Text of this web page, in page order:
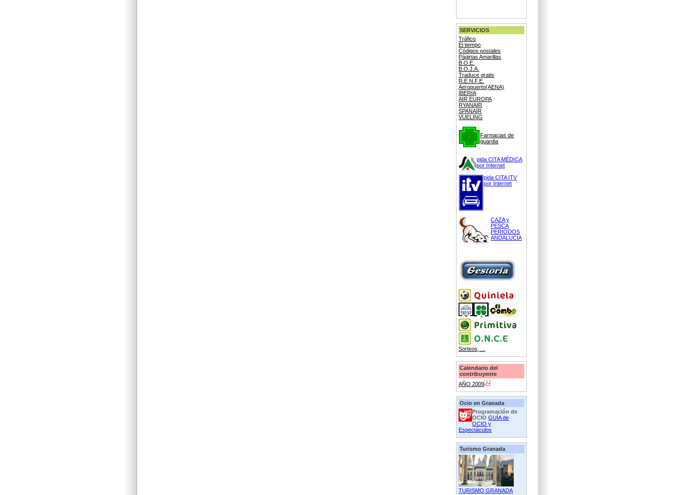
SERVICIOS
Tráfico
El tiempo
Códigos postales
Páginas Amarillas
B.O.E.
B.O.J.A.
Traduce gratis
R.E.N.F.E.
Aeropuerto(AENA)
IBERIA
AIR EUROPA
RYANAIR
SPANAIR
VUELING
Farmacias de
guardia
pida CITA MÉDICA
por Internet
pida CITA ITV
por Internet
CAZA y
PESCA
PERIODOS
ANDALUCÍA
Sorteos, ...
Calendario del
contribuyente
AÑO 2009
Ocio en Granada
Programación de
OCIO GUÍA de
OCIO y
Espectáculos
Turismo Granada
TURISMO GRANADA